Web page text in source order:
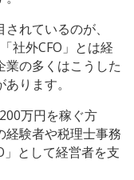
れているのが、
社外CFO」とは経
の多くはこうした
ります。
万円を稼ぐ方
経験者や税理士事務
」として経営者を支